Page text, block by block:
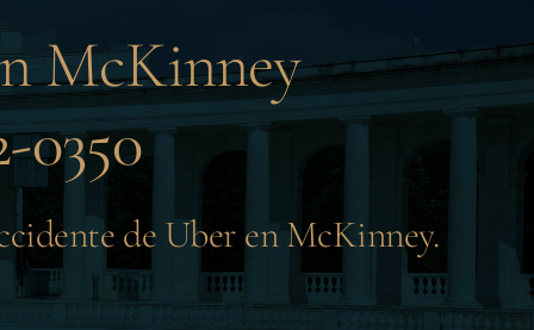
McKinney
de Uber en McKinney.